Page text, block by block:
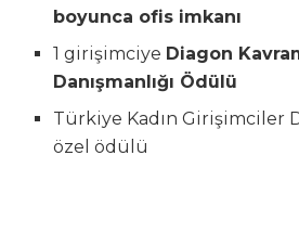
boyunca ofis imkanı
1 girişimciye Diagon
Danışmanlığı Ödülü
Türkiye Kadın Girişimciler
özel ödülü